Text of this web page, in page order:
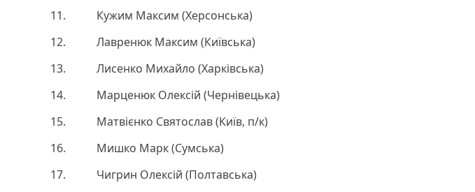
11. Кужим Максим (Херсонська)
12. Лавренюк Максим (Київська)
13. Лисенко Михайло (Харківська)
14. Марценюк Олексій (Чернівецька)
15. Матвієнко Святослав (Київ, п/к)
16. Мишко Марк (Сумська)
17. Чигрин Олексій (Полтавська)